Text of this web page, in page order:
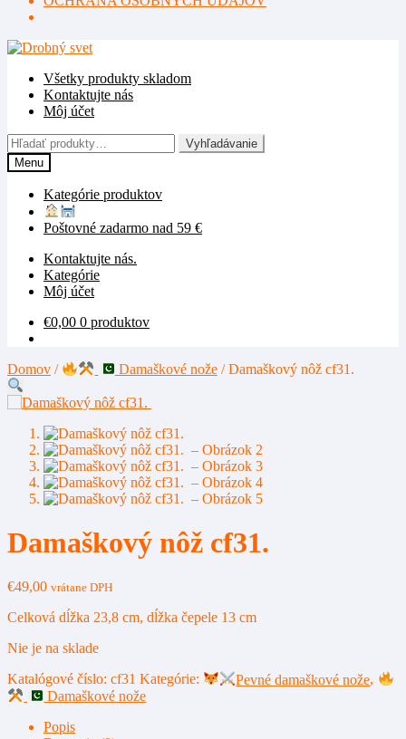
Preskočiť
navigáciu
Preskočiť
obsah
Všetky produkty skladom
Kontaktujte nás
Môj účet
Hľadať:
Vyhľadávanie
Menu
Kategórie produktov
Poštovné zadarmo nad 59 €
Kontaktujte nás.
Kategórie
Môj účet
€0,00 0 produktov
Domov / Damaškové nože/Damaškový nôž cf31.
Damaškový nôž cf31.
€49,00 vrátane DPH
Celková dĺžka 23,8 cm, dĺžka čepele 13 cm
Nie je na sklade
Katalógové číslo: cf31 Kategórie: Pevné damaškové nože,
Damaškové nože
Popis